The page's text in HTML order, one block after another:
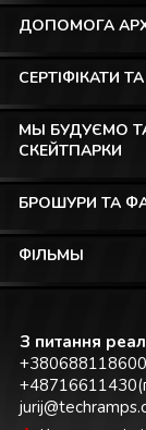
ДОПОМОГА
СЕРТІФІКАТИ
МЫ БУДУЄМО
СКЕЙТПАРКИ
БРОШУРИ ТА
ФІЛЬМЫ
З питання
+380688118600